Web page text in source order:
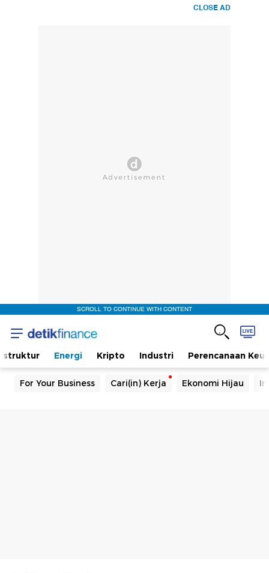
CLOSE AD
SCROLL TO CONTINUE WITH CONTENT
Energi Kripto Industri Perencanaan
For Your Business Cari(in) Kerja Ekonomi Hijau